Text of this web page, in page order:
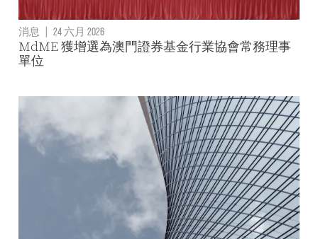
消息 | 24 六月 2026
MdME 獲增選為澳門證券基金行業協會常務理事
單位